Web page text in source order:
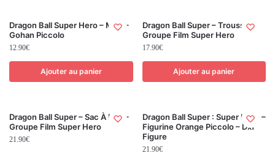
Dragon Ball Super Hero – Mug –
Gohan Piccolo
12.90€
Ajouter au panier
Dragon Ball Super – Trousse –
Groupe Film Super Hero
17.90€
Ajouter au panier
Dragon Ball Super – Sac À Dos –
Groupe Film Super Hero
21.90€
Dragon Ball Super : Super Hero –
Figurine Orange Piccolo – Dxf
Figure
21.90€